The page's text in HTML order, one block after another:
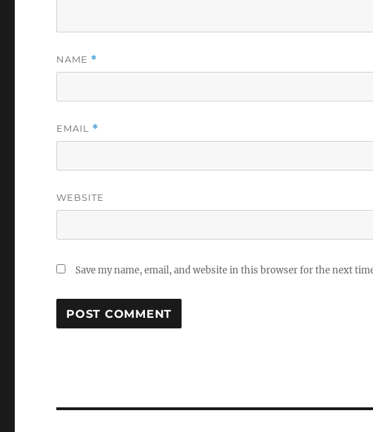
NAME *
EMAIL *
WEBSITE
Save my name, email, and website in this browser for the next